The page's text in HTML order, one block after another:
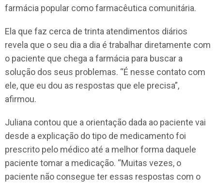
farmácia popular como farmacêutica comunitária.
Ela que faz cerca de trinta atendimentos diários
revela que o seu dia a dia é trabalhar diretamente com
o paciente que chega a farmácia para buscar a
solução dos seus problemas. “É nesse contato com
ele, que eu dou as respostas que ele precisa”,
afirmou.
Juliana contou que a orientação dada ao paciente vai
desde a explicação do tipo de medicamento foi
prescrito pelo médico até a melhor forma daquele
paciente tomar a medicação. “Muitas vezes, o
paciente não consegue ter essas respostas com o